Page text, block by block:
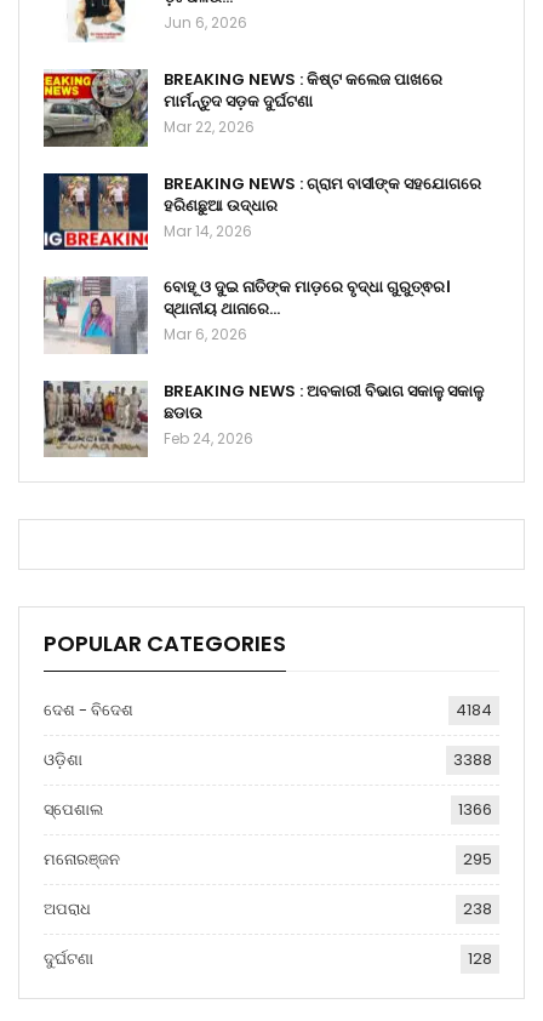
Jun 6, 2026
BREAKING NEWS : କିଷ୍ଟ କଲେଜ ପାଖରେ
ମାର୍ମନ୍ତୁଦ ସଡ଼କ ଦୁର୍ଘଟଣା
Mar 22, 2026
BREAKING NEWS : ଗ୍ରାମ ବାସୀଙ୍କ ସହଯୋଗରେ
ହରିଣଛୁଆ ଉଦ୍ଧାର
Mar 14, 2026
ବୋହୂ ଓ ଦୁଇ ନାତିଙ୍କ ମାଡ଼ରେ ବୃଦ୍ଧା ଗୁରୁତ୍ଵର।
ସ୍ଥାନୀୟ ଥାନାରେ…
Mar 6, 2026
BREAKING NEWS : ଅବକାରୀ ବିଭାଗ ସକାଳୁ ସକାଳୁ
ଛଡାଉ
Feb 24, 2026
POPULAR CATEGORIES
ଦେଶ - ବିଦେଶ 4184
ଓଡ଼ିଶା 3388
ସ୍ପେଶାଲ 1366
ମନୋରଞ୍ଜନ 295
ଅପରାଧ 238
ଦୁର୍ଘଟଣା 128